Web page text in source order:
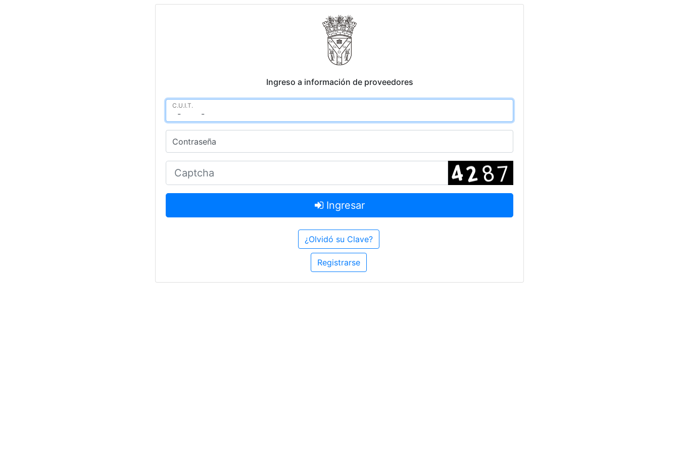
Ingreso a información de proveedores
C.U.I.T.
Contraseña
Ingresar
¿Olvidó su Clave?
Registrarse